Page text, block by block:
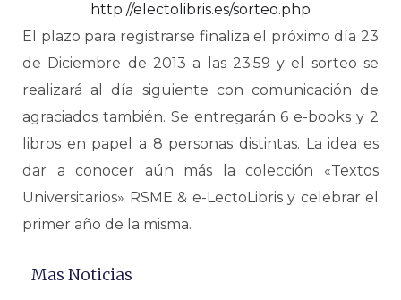
http://electolibris.es/sorteo.php
El plazo para registrarse finaliza el próximo día 23
de Diciembre de 2013 a las 23:59 y el sorteo se
realizará al día siguiente con comunicación de
agraciados también. Se entregarán 6 e-books y 2
libros en papel a 8 personas distintas. La idea es
dar a conocer aún más la colección «Textos
Universitarios» RSME & e-LectoLibris y celebrar el
primer año de la misma.
Mas Noticias